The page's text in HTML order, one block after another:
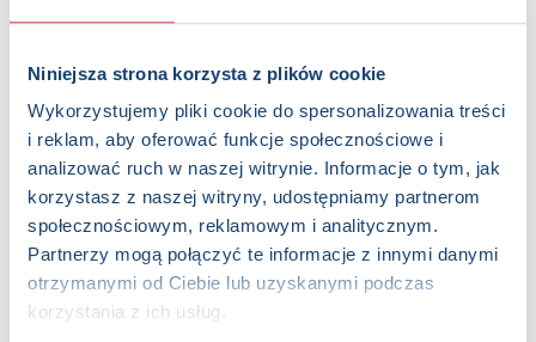
Niniejsza strona korzysta z plików cookie
Wykorzystujemy pliki cookie do spersonalizowania treści
i reklam, aby oferować funkcje społecznościowe i
analizować ruch w naszej witrynie. Informacje o tym, jak
korzystasz z naszej witryny, udostępniamy partnerom
społecznościowym, reklamowym i analitycznym.
Partnerzy mogą połączyć te informacje z innymi danymi
otrzymanymi od Ciebie lub uzyskanymi podczas
korzystania z ich usług.